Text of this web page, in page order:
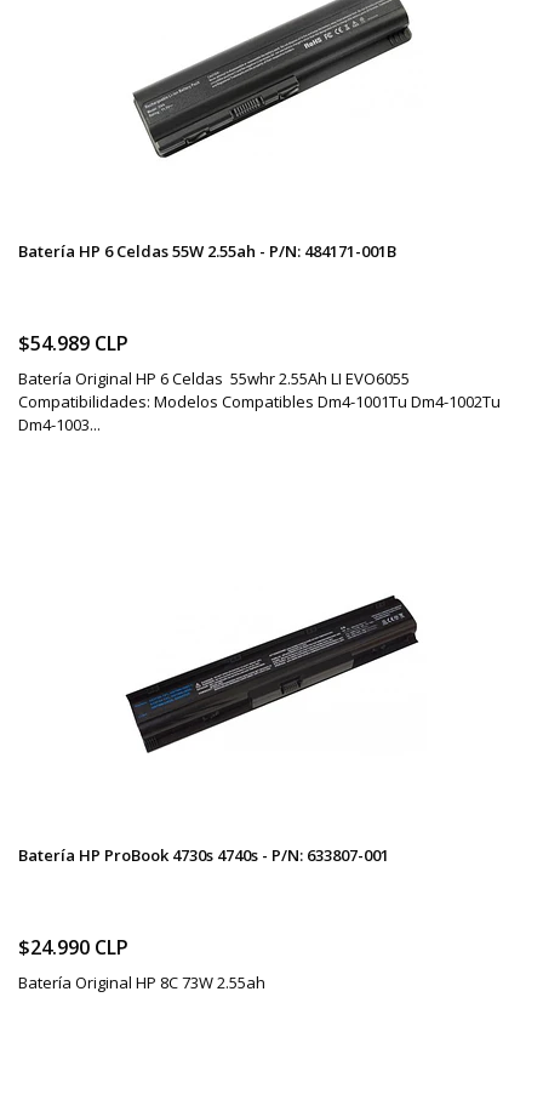
Batería HP 6 Celdas 55W 2.55ah - P/N: 484171-001B
$54.989 CLP
Batería Original HP 6 Celdas 55whr 2.55Ah LI EVO6055
Compatibilidades: Modelos Compatibles Dm4-1001Tu Dm4-1002Tu
Dm4-1003...
Batería HP ProBook 4730s 4740s - P/N: 633807-001
$24.990 CLP
Batería Original HP 8C 73W 2.55ah